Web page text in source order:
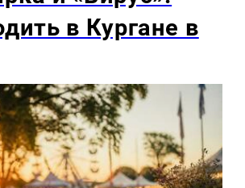
в Кургане в